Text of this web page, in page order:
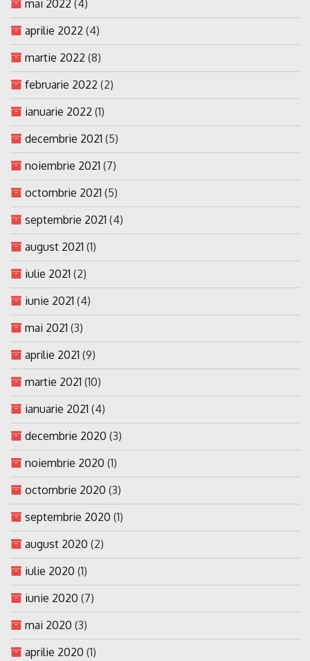
mai 2022 (4)
aprilie 2022 (4)
martie 2022 (8)
februarie 2022 (2)
ianuarie 2022 (1)
decembrie 2021 (5)
noiembrie 2021 (7)
octombrie 2021 (5)
septembrie 2021 (4)
august 2021 (1)
iulie 2021 (2)
iunie 2021 (4)
mai 2021 (3)
aprilie 2021 (9)
martie 2021 (10)
ianuarie 2021 (4)
decembrie 2020 (3)
noiembrie 2020 (1)
octombrie 2020 (3)
septembrie 2020 (1)
august 2020 (2)
iulie 2020 (1)
iunie 2020 (7)
mai 2020 (3)
aprilie 2020 (1)